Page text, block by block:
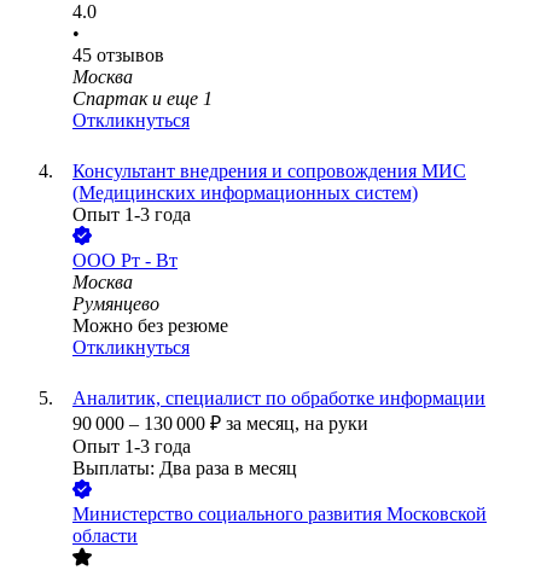
4.0
•
45 отзывов
Москва
Спартак и еще 1
Откликнуться
Консультант внедрения и сопровождения МИС
(Медицинских информационных систем)
Опыт 1-3 года
ООО Рт - Вт
Москва
Румянцево
Можно без резюме
Откликнуться
Аналитик, специалист по обработке информации
90 000 – 130 000 ₽ за месяц, на руки
Опыт 1-3 года
Выплаты: Два раза в месяц
Министерство социального развития Московской
области